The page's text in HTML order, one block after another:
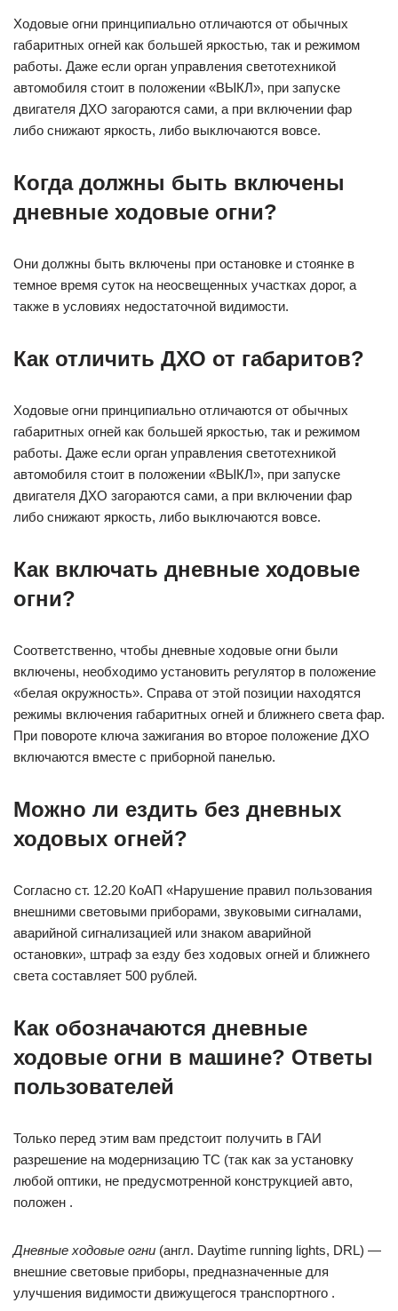
Ходовые огни принципиально отличаются от обычных
габаритных огней как большей яркостью, так и режимом
работы. Даже если орган управления светотехникой
автомобиля стоит в положении «ВЫКЛ», при запуске
двигателя ДХО загораются сами, а при включении фар
либо снижают яркость, либо выключаются вовсе.
Когда должны быть включены
дневные ходовые огни?
Они должны быть включены при остановке и стоянке в
темное время суток на неосвещенных участках дорог, а
также в условиях недостаточной видимости.
Как отличить ДХО от габаритов?
Ходовые огни принципиально отличаются от обычных
габаритных огней как большей яркостью, так и режимом
работы. Даже если орган управления светотехникой
автомобиля стоит в положении «ВЫКЛ», при запуске
двигателя ДХО загораются сами, а при включении фар
либо снижают яркость, либо выключаются вовсе.
Как включать дневные ходовые
огни?
Соответственно, чтобы дневные ходовые огни были
включены, необходимо установить регулятор в положение
«белая окружность». Справа от этой позиции находятся
режимы включения габаритных огней и ближнего света фар.
При повороте ключа зажигания во второе положение ДХО
включаются вместе с приборной панелью.
Можно ли ездить без дневных
ходовых огней?
Согласно ст. 12.20 КоАП «Нарушение правил пользования
внешними световыми приборами, звуковыми сигналами,
аварийной сигнализацией или знаком аварийной
остановки», штраф за езду без ходовых огней и ближнего
света составляет 500 рублей.
Как обозначаются дневные
ходовые огни в машине? Ответы
пользователей
Только перед этим вам предстоит получить в ГАИ
разрешение на модернизацию ТС (так как за установку
любой оптики, не предусмотренной конструкцией авто,
положен .
Дневные ходовые огни (англ. Daytime running lights, DRL) —
внешние световые приборы, предназначенные для
улучшения видимости движущегося транспортного .